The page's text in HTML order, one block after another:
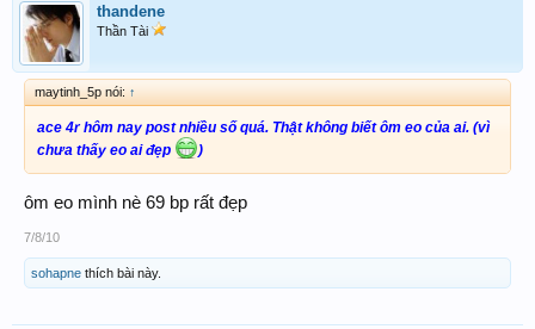
thandene
Thần Tài
maytinh_5p nói: ↑
ace 4r hôm nay post nhiều số quá. Thật không biết ôm eo của ai. (vì
chưa thấy eo ai đẹp
)
ôm eo mình nè 69 bp rất đẹp
7/8/10
sohapne thích bài này.